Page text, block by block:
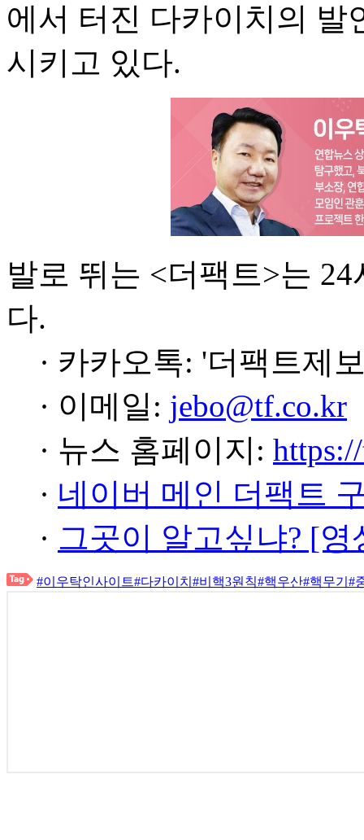
에서 터진 다카이치의 발
시키고 있다.
발로 뛰는 <더팩트>는
다.
· 카카오톡: '더팩트제
· 이메일: jebo@tf.co.kr
· 뉴스 홈페이지:
· 네이버 메인 더팩트
· 그곳이 알고싶냐? [
#이우탁인사이트#다카이치 #비핵3원칙#핵우산#핵무기 #